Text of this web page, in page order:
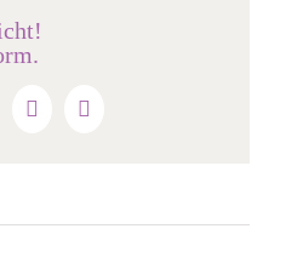
Google+